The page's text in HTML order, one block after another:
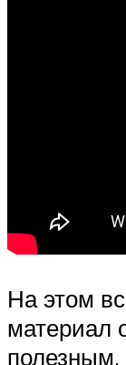
На этом
материал
полезным.